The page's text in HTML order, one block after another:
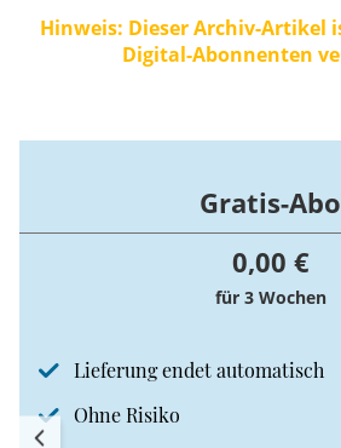
der Kurie zu berufen. Das
Beginn des 4.
Hinweis: Dieser Archiv-Artikel
Digital-Abonnenten
Gratis-Abo
0,00 €
für 3 Wochen
Lieferung endet automatisch
Ohne Risiko